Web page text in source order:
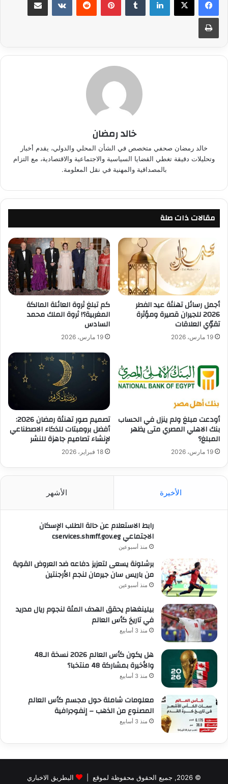
طباعة
خالد رمضان
خالد رمضان صحفي متخصص في الشأن المحلي والدولي، يقدم أخبار
وتحليلات دقيقة تغطي القضايا السياسية والاجتماعية والاقتصادية، مع التزام
بالمصداقية والمهنية في نقل المعلومة.
مقالات ذات صلة
أجمل رسائل تهنئة عيد الفطر
2026 للجيران قصيرة ومؤثرة
تقوّي العلاقات
19 مارس، 2026
كم تبلغ ثروة العائلة المالكة
المغربية؟! ثروة الملك محمد
السادس
19 مارس، 2026
أودعت مبلغ ولم ينزل في الحساب
بنك الاهلي المصري متى يظهر
المبلغ؟
19 مارس، 2026
تصميم صور تهنئة رمضان 2026:
أفضل برومبتات للذكاء الاصطناعي
لإنشاء تصاميم جاهزة للنشر
18 فبراير، 2026
الأخيرة الأشهر
رابط الاستعلام عن حالة الطلب الإسكان
الاجتماعي cservices.shmff.gov.eg
منذ أسبوعين
برشلونة يسعى لتعزيز دفاعه ضد العروض القوية
من باريس سان جيرمان لنجم الأرجنتين
منذ أسبوعين
بيلينغهام يحقق الهدف المئة لنجوم ريال مدريد
في تاريخ كأس العالم
منذ 3 أسابيع
هل يكون كأس العالم 2026 نسخة الـ48
والأخيرة بمشاركة 48 منتخبا؟
منذ 3 أسابيع
معلومات شاملة حول مجسم كأس العالم
المصنوع من الذهب – إنفوجرافية
منذ 3 أسابيع
© 2026, جميع الحقوق محفوظة لموقع | البطريق الاخباري